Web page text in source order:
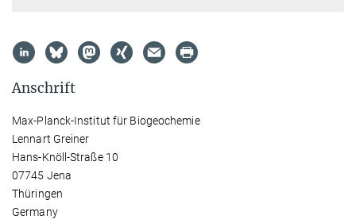
Anschrift
Max-Planck-Institut für Biogeochemie
Lennart Greiner
Hans-Knöll-Straße 10
07745 Jena
Thüringen
Germany